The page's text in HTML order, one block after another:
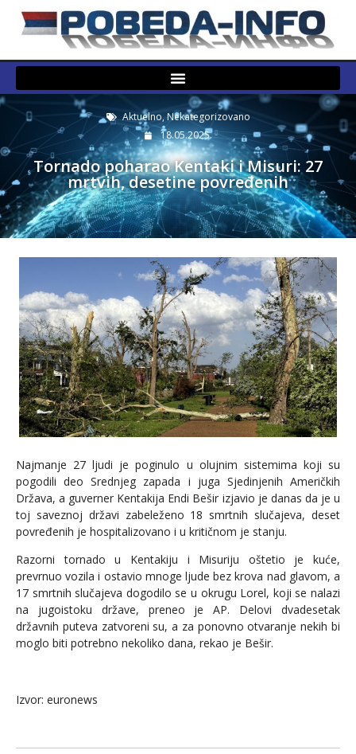
Aktuelno,Nekategorizovano
18.05.2025.
Tornado poharao Kentaki i Misuri: 27
mrtvih, desetine povređenih
Najmanje 27 ljudi je poginulo u olujnim sistemima koji su
pogodili deo Srednjeg zapada i juga Sjedinjenih Američkih
Država, a guverner Kentakija Endi Bešir izjavio je danas da je u
toj saveznoj državi zabeleženo 18 smrtnih slučajeva, deset
povređenih je hospitalizovano i u kritičnom je stanju.
Razorni tornado u Kentakiju i Misuriju oštetio je kuće,
prevrnuo vozila i ostavio mnoge ljude bez krova nad glavom, a
17 smrtnih slučajeva dogodilo se u okrugu Lorel, koji se nalazi
na jugoistoku države, preneo je AP. Delovi dvadesetak
državnih puteva zatvoreni su, a za ponovno otvaranje nekih bi
moglo biti potrebno nekoliko dana, rekao je Bešir.
Izvor: euronews